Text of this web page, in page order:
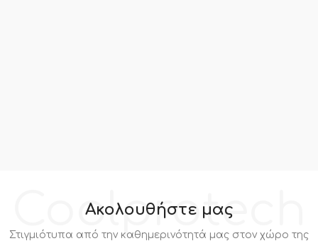
Coolprotech
Ακολουθήστε μας
Στιγμιότυπα από την καθημερινότητά μας στον χώρο της